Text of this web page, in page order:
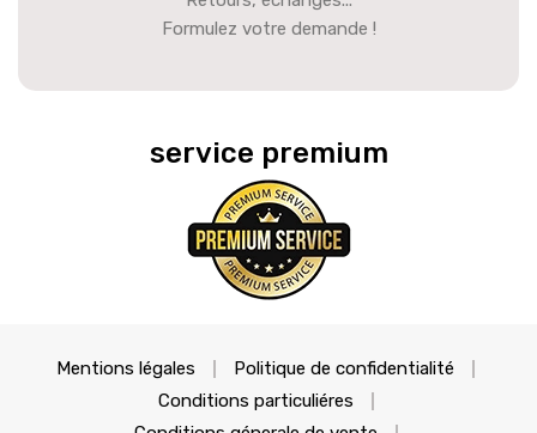
Formulez votre demande !
service premium
Mentions légales
Politique de confidentialité
Conditions particuliéres